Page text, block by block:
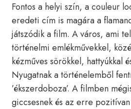
Fontos a helyi szín, a couleur
eredeti cím is magára a
játszódik a film. A város, ami
történelmi emlékművekkel,
kézműves sörökkel, hattyúkkal
Nyugatnak a történelemből
’ékszerdoboza’. A filmben
giccsesnek és az erre